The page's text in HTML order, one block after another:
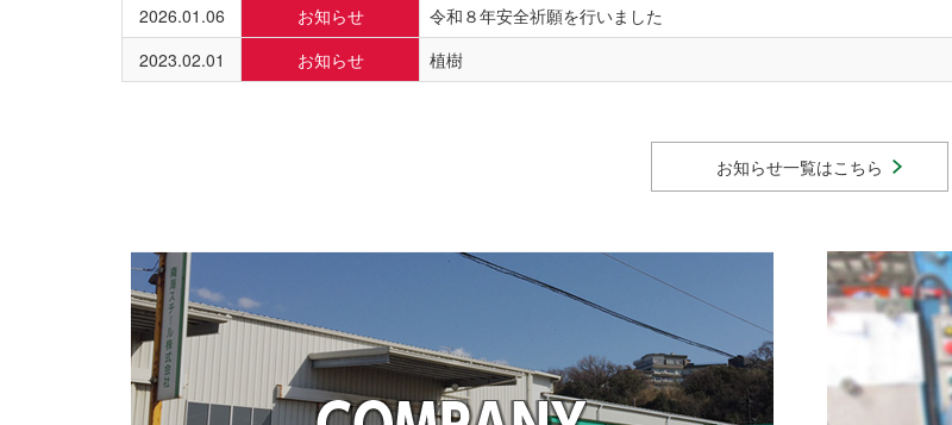
2026.01.06
お知らせ
令和８年安全祈願を行いました
2023.02.01
お知らせ 植樹
お知らせ一覧はこちら